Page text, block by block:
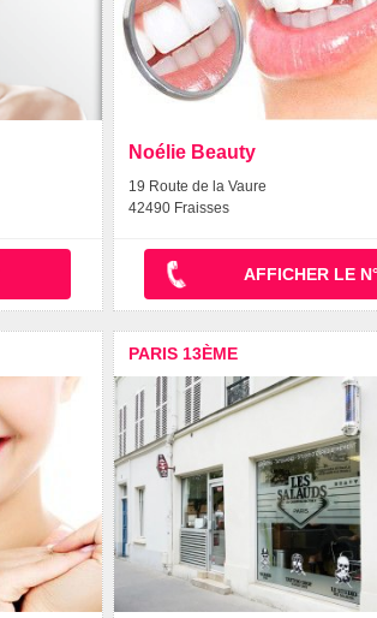
Noélie Beauty
19 Route de la Vaure
42490 Fraisses
AFFICHER LE
PARIS 13ÈME